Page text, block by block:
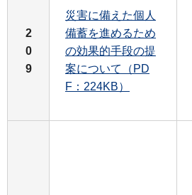
2
0
9
災害に備えた個人
備蓄を進めるため
の効果的手段の提
案について（PD
F：224KB）